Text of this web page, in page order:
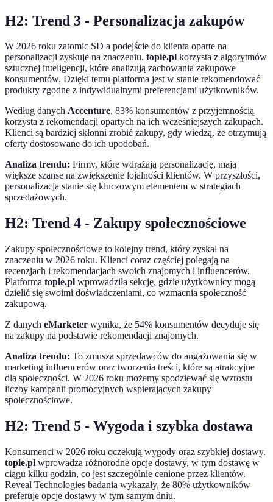
H2: Trend 3 - Personalizacja zakupów
W 2026 roku zatomic SD a podejście do klienta oparte na
personalizacji zyskuje na znaczeniu. topie.pl korzysta z algorytmów
sztucznej inteligencji, które analizują zachowania zakupowe
konsumentów. Dzięki temu platforma jest w stanie rekomendować
produkty zgodne z indywidualnymi preferencjami użytkowników.
Według danych Accenture, 83% konsumentów z przyjemnością
korzysta z rekomendacji opartych na ich wcześniejszych zakupach.
Klienci są bardziej skłonni zrobić zakupy, gdy wiedzą, że otrzymują
oferty dostosowane do ich upodobań.
Analiza trendu: Firmy, które wdrażają personalizację, mają
większe szanse na zwiększenie lojalności klientów. W przyszłości,
personalizacja stanie się kluczowym elementem w strategiach
sprzedażowych.
H2: Trend 4 - Zakupy społecznościowe
Zakupy społecznościowe to kolejny trend, który zyskał na
znaczeniu w 2026 roku. Klienci coraz częściej polegają na
recenzjach i rekomendacjach swoich znajomych i influencerów.
Platforma topie.pl wprowadziła sekcję, gdzie użytkownicy mogą
dzielić się swoimi doświadczeniami, co wzmacnia społeczność
zakupową.
Z danych eMarketer wynika, że 54% konsumentów decyduje się
na zakupy na podstawie rekomendacji znajomych.
Analiza trendu: To zmusza sprzedawców do angażowania się w
marketing influencerów oraz tworzenia treści, które są atrakcyjne
dla społeczności. W 2026 roku możemy spodziewać się wzrostu
liczby kampanii promocyjnych wspierających zakupy
społecznościowe.
H2: Trend 5 - Wygoda i szybka dostawa
Konsumenci w 2026 roku oczekują wygody oraz szybkiej dostawy.
topie.pl wprowadza różnorodne opcje dostawy, w tym dostawę w
ciągu kilku godzin, co jest szczególnie cenione przez klientów.
Reveal Technologies badania wykazały, że 80% użytkowników
preferuje opcje dostawy w tym samym dniu.